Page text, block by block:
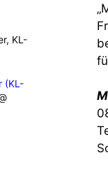
(KL-